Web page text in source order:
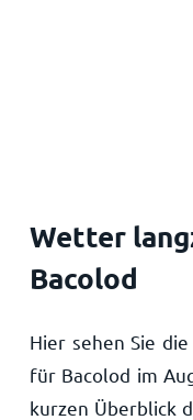
Wetter
Bacolod
Hier sehen Sie
für Bacolod im
kurzen Überblick